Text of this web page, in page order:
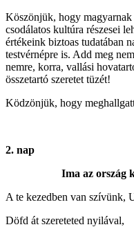
Köszönjük, hogy
csodálatos kultúra részesei
értékeink biztoas tudatában
testvérnépre is. Add meg
nemre, korra, vallási
összetartó szeretet tüzét!
Ködzönjük, hogy
2. nap
Ima az ország
A te kezedben van szívünk,
Döfd át szereteted nyilával,